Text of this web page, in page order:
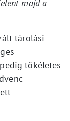
majd a
tárolási
tökéletes